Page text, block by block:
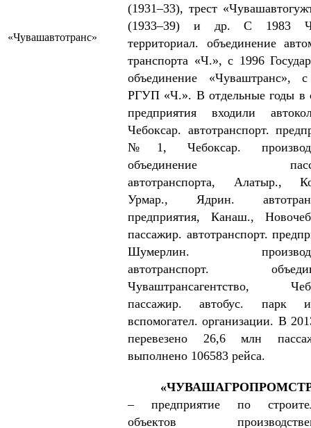
«Чувашавтотранс»
(1931–33), трест
(1933–39) и др. С 1983
территориал. объединение
транспорта «Ч.», с 1996
объединение «Чуваштранс»,
РГУП «Ч.». В отдельные годы в
предприятия входили
Чебоксар. автотранспорт.
№1, Чебоксар.
объединение
автотранспорта, Алатыр.,
Урмар., Ядрин.
предприятия, Канаш.,
пассажир. автотранспорт.
Шумерлин.
автотранспорт.
Чуваштрансагентство,
пассажир. автобус. парк
вспомогател. организации. В
перевезено 26,6 млн
выполнено 106583 рейса.
– предприятие по
объектов